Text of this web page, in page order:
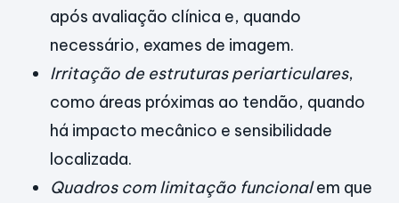
após avaliação clínica e, quando
necessário, exames de imagem.
Irritação de estruturas periarticulares,
como áreas próximas ao tendão, quando
há impacto mecânico e sensibilidade
localizada.
Quadros com limitação funcionalem que